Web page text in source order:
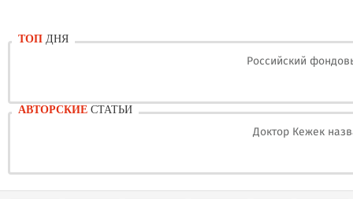
ТОП ДНЯ
Российский
АВТОРСКИЕ СТАТЬИ
Доктор Кежек